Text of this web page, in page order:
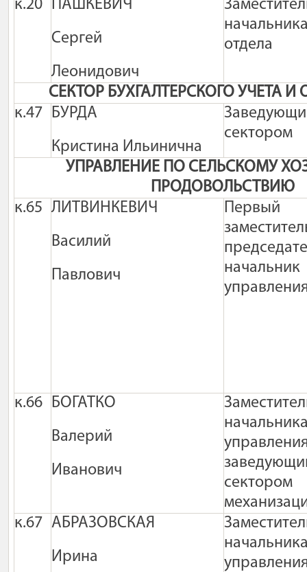
к.20 ПАШКЕВИЧ
Сергей
Леонидович
отдела
СЕКТОР БУХГАЛТЕРСКОГО УЧЕТА И
к.47 БУРДА
Кристина Ильинична
сектором
УПРАВЛЕНИЕ ПО СЕЛЬСКОМУ
ПРОДОВОЛЬСТВИЮ
к.65 ЛИТВИНКЕВИЧ
Василий
Павлович
Первый
начальник
к.66 БОГАТКО
Валерий
Иванович
сектором
к.67 АБРАЗОВСКАЯ
Ирина